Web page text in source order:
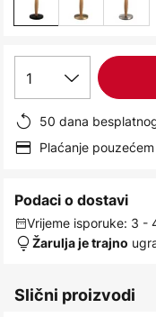
1
50 dana
Plaćanje
Podaci o dostavi
Vrijeme isporuke: 3 -
Žarulja je trajno
Slični proizvodi